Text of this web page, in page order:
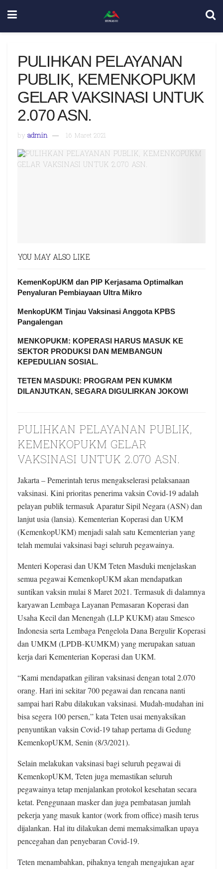
PULIHKAN PELAYANAN
PUBLIK, KEMENKOPUKM
GELAR VAKSINASI UNTUK
2.070 ASN.
by admin 16 Maret 2021
YOU MAY ALSO LIKE
KemenKopUKM dan PIP Kerjasama Optimalkan
Penyaluran Pembiayaan Ultra Mikro
MenkopUKM Tinjau Vaksinasi Anggota KPBS
Pangalengan
MENKOPUKM: KOPERASI HARUS MASUK KE
SEKTOR PRODUKSI DAN MEMBANGUN
KEPEDULIAN SOSIAL.
TETEN MASDUKI: PROGRAM PEN KUMKM
DILANJUTKAN, SEGARA DIGULIRKAN JOKOWI
PULIHKAN PELAYANAN PUBLIK,
KEMENKOPUKM GELAR
VAKSINASI UNTUK 2.070 ASN.
Jakarta – Pemerintah terus mengakselerasi pelaksanaan
vaksinasi. Kini prioritas penerima vaksin Covid-19 adalah
pelayan publik termasuk Aparatur Sipil Negara (ASN) dan
lanjut usia (lansia). Kementerian Koperasi dan UKM
(KemenkopUKM) menjadi salah satu Kementerian yang
telah memulai vaksinasi bagi seluruh pegawainya.
Menteri Koperasi dan UKM Teten Masduki menjelaskan
semua pegawai KemenkopUKM akan mendapatkan
suntikan vaksin mulai 8 Maret 2021. Termasuk di dalamnya
karyawan Lembaga Layanan Pemasaran Koperasi dan
Usaha Kecil dan Menengah (LLP KUKM) atau Smesco
Indonesia serta Lembaga Pengelola Dana Bergulir Koperasi
dan UMKM (LPDB-KUMKM) yang merupakan satuan
kerja dari Kementerian Koperasi dan UKM.
“Kami mendapatkan giliran vaksinasi dengan total 2.070
orang. Hari ini sekitar 700 pegawai dan rencana nanti
sampai hari Rabu dilakukan vaksinasi. Mudah-mudahan ini
bisa segera 100 persen,” kata Teten usai menyaksikan
penyuntikan vaksin Covid-19 tahap pertama di Gedung
KemenkopUKM, Senin (8/3/2021).
Selain melakukan vaksinasi bagi seluruh pegawai di
KemenkopUKM, Teten juga memastikan seluruh
pegawainya tetap menjalankan protokol kesehatan secara
ketat. Penggunaan masker dan juga pembatasan jumlah
pekerja yang masuk kantor (work from office) masih terus
dijalankan. Hal itu dilakukan demi memaksimalkan upaya
pencegahan dan penyebaran Covid-19.
Teten menambahkan, pihaknya tengah mengajukan agar